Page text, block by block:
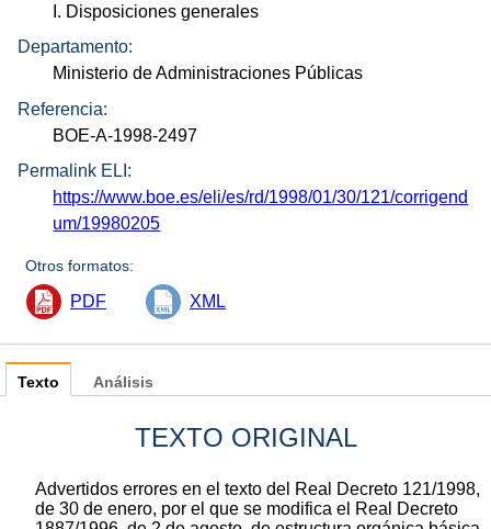
I. Disposiciones generales
Departamento:
Ministerio de Administraciones Públicas
Referencia:
BOE-A-1998-2497
Permalink ELI:
https://www.boe.es/eli/es/rd/1998/01/30/121/corrigend
um/19980205
Otros formatos:
PDF XML
Texto
TEXTO ORIGINAL
Advertidos errores en el texto del Real Decreto 121/1998,
de 30 de enero, por el que se modifica el Real Decreto
Análisis